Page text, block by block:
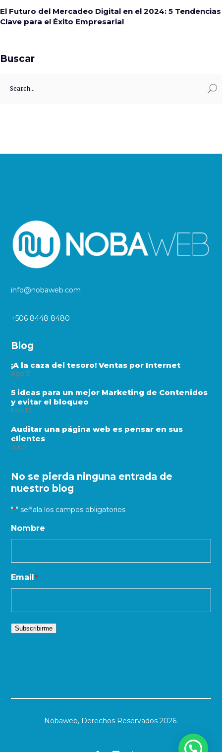
El Futuro del Mercadeo Digital en el 2024: 5 Tendencias
Clave para el Éxito Empresarial
Buscar
info@nobaweb.com
+506 8448 8480
Blog
¡A la caza del tesoro! Ventas por Internet
Ago 31
5 ideas para un mejor Marketing de Contenidos
y evitar el bloqueo
Nov 10
Auditar una página web es pensar en sus
clientes
Jun 2
No se pierda ninguna entrada de
nuestro blog
"*" señala los campos obligatorios
Nombre
Email *
Subscribirme
Nobaweb, Derechos Reservados 2026.